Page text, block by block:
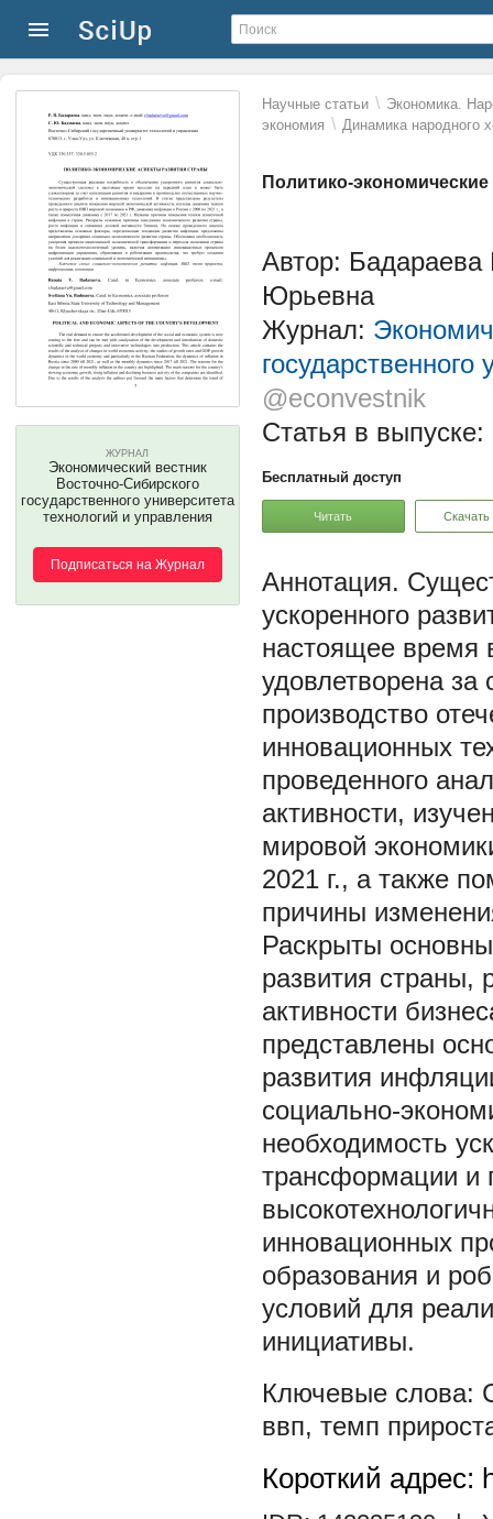
Научные статьи \ Экономика.
экономия \ Динамика народного
Политико-
ЖУРНАЛ
Экономический вестник
Восточно-Сибирского
государственного университета
технологий и управления
Подписаться на Журнал
Автор:
Юрьевна
Журнал:
государственного
@econvestnik
Статья в выпуске:
Бесплатный доступ
Читать Скачать
ускоренного
настоящее время
удовлетворена за
производство
инновационных
проведенного
активности,
мировой
2021 г., а также
причины
Раскрыты
развития страны,
активности
представлены
развития
социально-
необходимость
трансформации и
инновационных
образования и
условий для
инициативы.
ввп, темп
Короткий адрес: